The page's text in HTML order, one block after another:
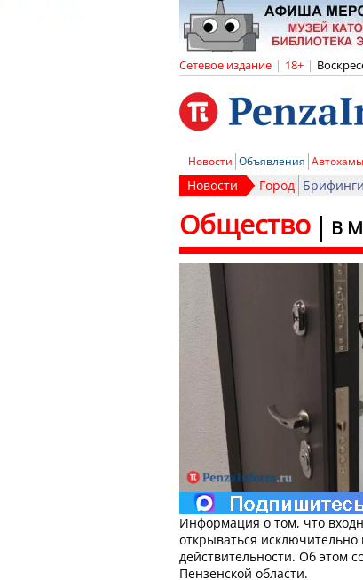
Сетевое издание | 18+ |
Новости Объявления Автохамы
Новости Город Брифинги
В
Общество
Информация о том, что
открываться исключительно
действительности. Об этом
Пензенской области.